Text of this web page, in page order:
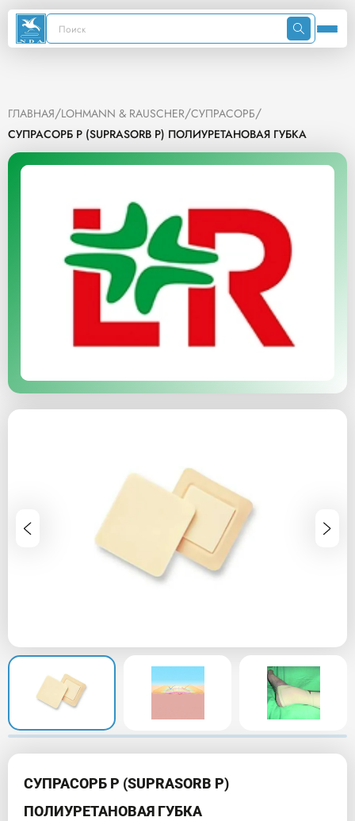
ГЛАВНАЯ/LOHMANN & RAUSCHER/СУПРАСОРБ/
СУПРАСОРБ P (SUPRASORB P) ПОЛИУРЕТАНОВАЯ ГУБКА
СУПРАСОРБ P (SUPRASORB P)
ПОЛИУРЕТАНОВАЯ ГУБКА